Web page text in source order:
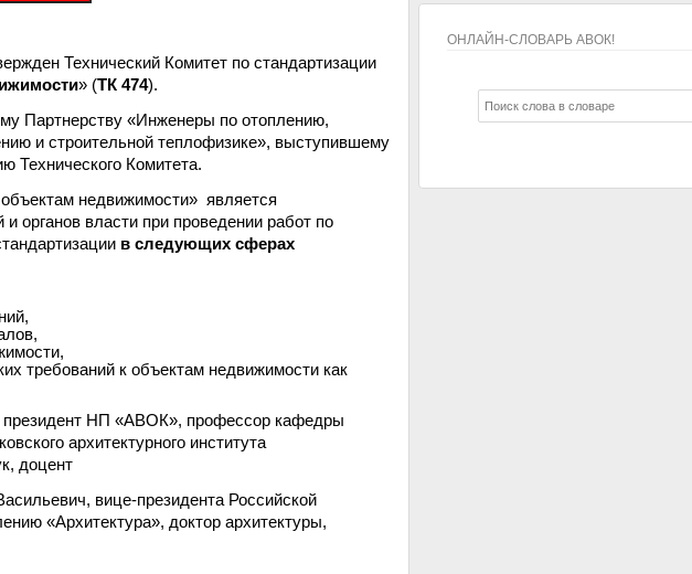
Технический Комитет по стандартизации
» (ТК 474).
Партнерству «Инженеры по отоплению,
и строительной теплофизике», выступившему
Технического Комитета.
недвижимости» является
органов власти при проведении работ по
в следующих сферах
требований к объектам недвижимости как
НП «АВОК», профессор кафедры
архитектурного института
доцент
вице-президента Российской
«Архитектура», доктор архитектуры,
ОНЛАЙН-СЛОВАРЬ АВОК!